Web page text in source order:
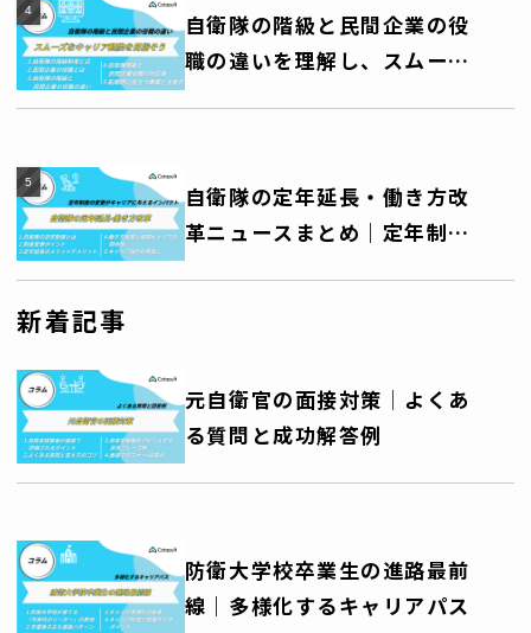
自衛隊の階級と民間企業の役
職の違いを理解し、スムーズ
なキャリア転換を目指そう
自衛隊の定年延長・働き方改
革ニュースまとめ｜定年制度
の変更がキャリアに与えるイ
新着記事
元自衛官の面接対策│よくあ
る質問と成功解答例
防衛大学校卒業生の進路最前
線｜多様化するキャリアパス